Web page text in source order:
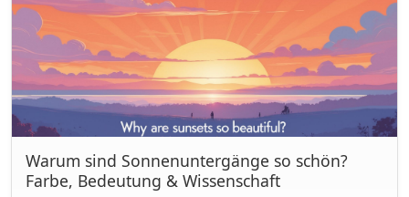
Warum sind Sonnenuntergänge so schön?
Farbe, Bedeutung & Wissenschaft